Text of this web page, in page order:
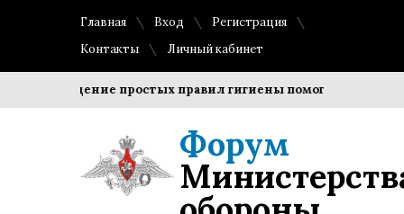
Главная Вход
Регистрация
Контакты
Личный кабинет
Соблюдение простых правил гигиены помогает
Форум